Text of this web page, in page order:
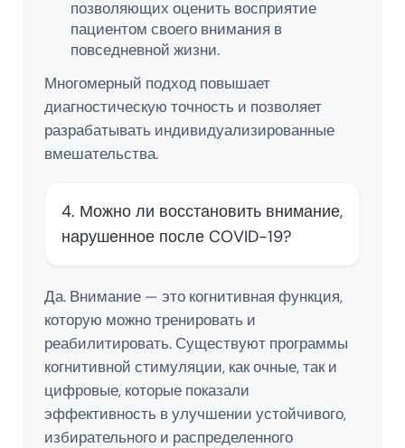
позволяющих оценить восприятие
пациентом своего внимания в
повседневной жизни.
Многомерный подход повышает
диагностическую точность и позволяет
разрабатывать индивидуализированные
вмешательства.
4. Можно ли восстановить внимание,
нарушенное после COVID-19?
Да. Внимание — это когнитивная функция,
которую можно тренировать и
реабилитировать. Существуют программы
когнитивной стимуляции, как очные, так и
цифровые, которые показали
эффективность в улучшении устойчивого,
избирательного и распределенного